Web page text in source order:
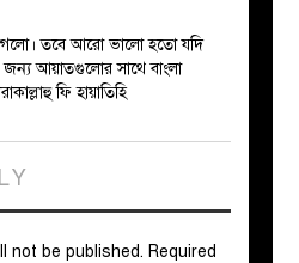
তবে আরো ভালো হতো যদি
আয়াতগুলোর সাথে বাংলা
ফি হায়াতিহি
not be published. Required